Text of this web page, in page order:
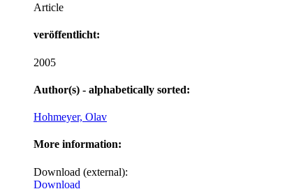
Article
veröffentlicht:
2005
Author(s) - alphabetically sorted:
Hohmeyer, Olav
More information:
Download (external):
Download